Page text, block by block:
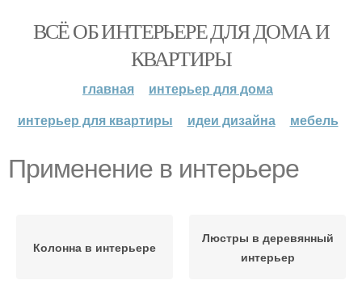
ВСЁ ОБ ИНТЕРЬЕРЕ ДЛЯ ДОМА И
КВАРТИРЫ
главная
интерьер для дома
интерьер для квартиры
идеи дизайна мебель
Применение в интерьере
Колонна в интерьере
Люстры в деревянный
интерьер